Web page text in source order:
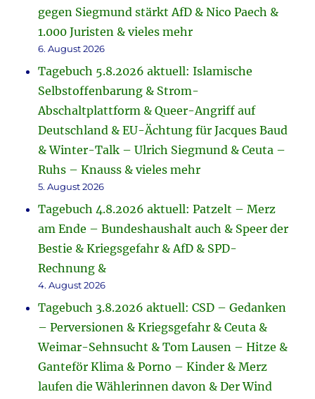
gegen Siegmund stärkt AfD & Nico Paech &
1.000 Juristen & vieles mehr
6. August 2026
Tagebuch 5.8.2026 aktuell: Islamische
Selbstoffenbarung & Strom-
Abschaltplattform & Queer-Angriff auf
Deutschland & EU-Ächtung für Jacques Baud
& Winter-Talk – Ulrich Siegmund & Ceuta –
Ruhs – Knauss & vieles mehr
5. August 2026
Tagebuch 4.8.2026 aktuell: Patzelt – Merz
am Ende – Bundeshaushalt auch & Speer der
Bestie & Kriegsgefahr & AfD & SPD-
Rechnung &
4. August 2026
Tagebuch 3.8.2026 aktuell: CSD – Gedanken
– Perversionen & Kriegsgefahr & Ceuta &
Weimar-Sehnsucht & Tom Lausen – Hitze &
Ganteför Klima & Porno – Kinder & Merz
laufen die Wählerinnen davon & Der Wind